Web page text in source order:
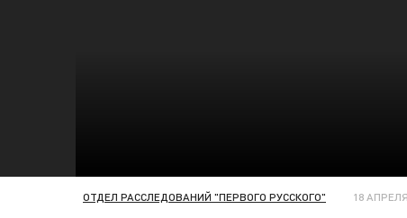
ОТДЕЛ РАССЛЕДОВАНИЙ "ПЕРВОГО РУССКОГО" 18